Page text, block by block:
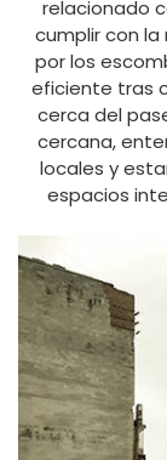
relacionado
cumplir con
por los
eficiente tras
cerca del
cercana,
locales y
espacios